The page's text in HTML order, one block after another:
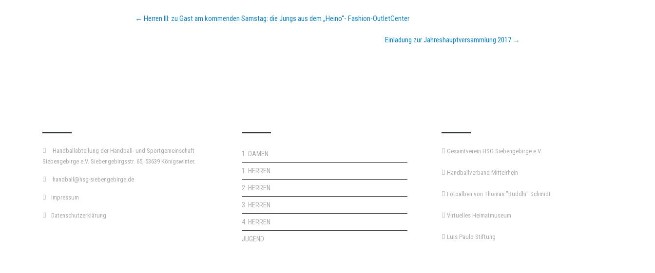
Post
navigation
← Herren III: zu Gast am kommenden Samstag: die Jungs aus dem „Heino“- Fashion-OutletCenter
Einladung zur Jahreshauptversammlung 2017 →
Handballabteilung der Handball- und Sportgemeinschaft
Siebengebirge e.V. Siebengebirgsstr. 65, 53639 Königswinter.
handball@hsg-siebengebirge.de
Impressum
Datenschutzerklärung
1. DAMEN
1. HERREN
2. HERREN
3. HERREN
4. HERREN
JUGEND
Gesamtverein HSG Siebengebirge e.V.
Handballverband Mittelrhein
Fotoalben von Thomas "Buddhi" Schmidt
Virtuelles Heimatmuseum
Luis Paulo Stiftung